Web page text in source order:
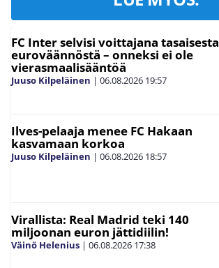
FC Inter selvisi voittajana tasaisesta
euroväännöstä – onneksi ei ole
vierasmaalisääntöä
Juuso Kilpeläinen | 06.08.2026 19:57
Ilves-pelaaja menee FC Hakaan
kasvamaan korkoa
Juuso Kilpeläinen | 06.08.2026 18:57
Virallista: Real Madrid teki 140
miljoonan euron jättidiilin!
Väinö Helenius | 06.08.2026 17:38